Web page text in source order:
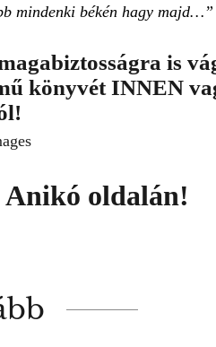
mindenki békén hagy majd…”
is
könyvétINNEN
!
Anikó oldalán!